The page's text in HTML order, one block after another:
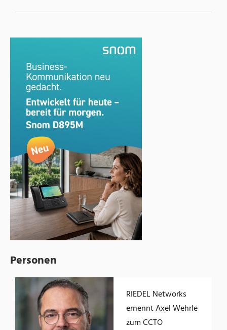
Personen
RIEDEL Networks
ernennt Axel Wehrle
zum CCTO